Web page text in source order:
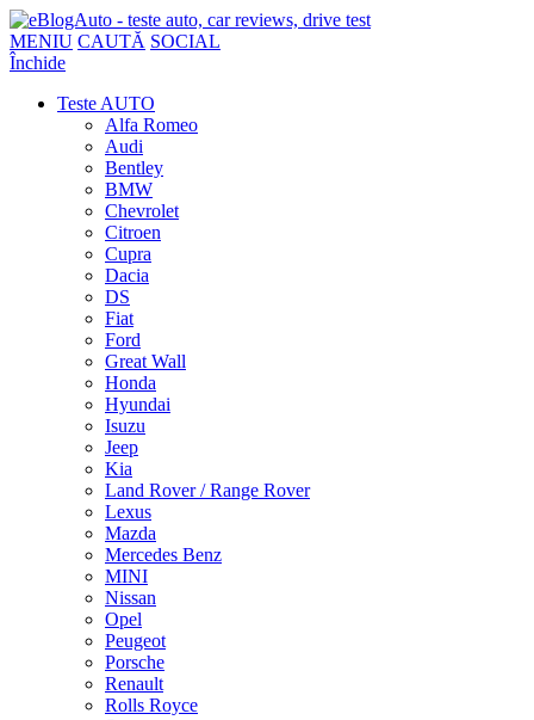
MENIU CAUTĂ SOCIAL
Închide
Teste AUTO
Alfa Romeo
Audi
Bentley
BMW
Chevrolet
Citroen
Cupra
Dacia
DS
Fiat
Ford
Great Wall
Honda
Hyundai
Isuzu
Jeep
Kia
Land Rover / Range Rover
Lexus
Mazda
Mercedes Benz
MINI
Nissan
Opel
Peugeot
Porsche
Renault
Rolls Royce